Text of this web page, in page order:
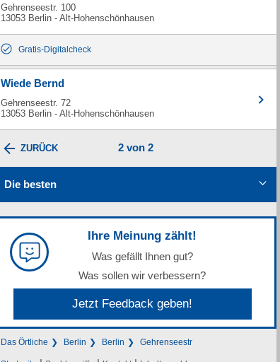
Gehrenseestr. 100
13053 Berlin - Alt-Hohenschönhausen
Gratis-Digitalcheck
Wiede Bernd
Gehrenseestr. 72
13053 Berlin - Alt-Hohenschönhausen
ZURÜCK 2 von 2
Die besten
Ihre Meinung zählt!
Was gefällt Ihnen gut?
Was sollen wir verbessern?
Jetzt Feedback geben!
Das Örtliche Berlin Berlin Gehrenseestr